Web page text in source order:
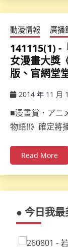
動漫情報 廣播
141115(1) -
女漫畫大獎
版、官網堂
2014 年 11 月
■漫畫賞．アニ
物語!!》確定將
Read More
● 今日我最